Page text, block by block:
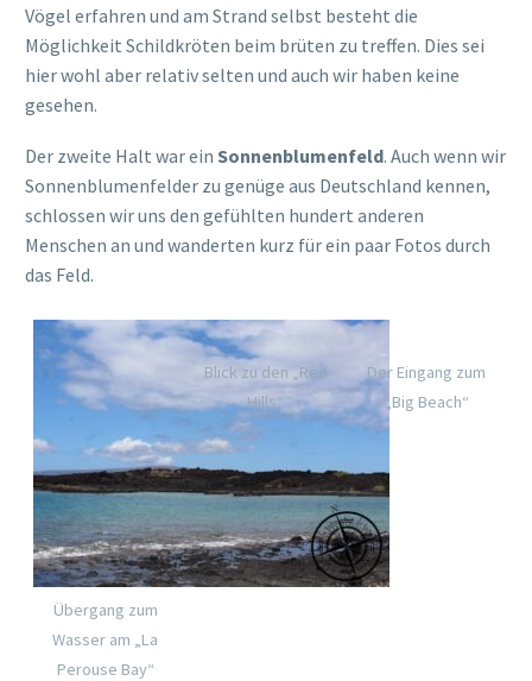
Vögel erfahren und am Strand selbst besteht die
Möglichkeit Schildkröten beim brüten zu treffen. Dies sei
hier wohl aber relativ selten und auch wir haben keine
gesehen.
Der zweite Halt war ein Sonnenblumenfeld. Auch wenn wir
Sonnenblumenfelder zu genüge aus Deutschland kennen,
schlossen wir uns den gefühlten hundert anderen
Menschen an und wanderten kurz für ein paar Fotos durch
das Feld.
Übergang zum
Wasser am „La
Perouse Bay“
Blick zu den „Red
Hills“
Der Eingang zum
„Big Beach“